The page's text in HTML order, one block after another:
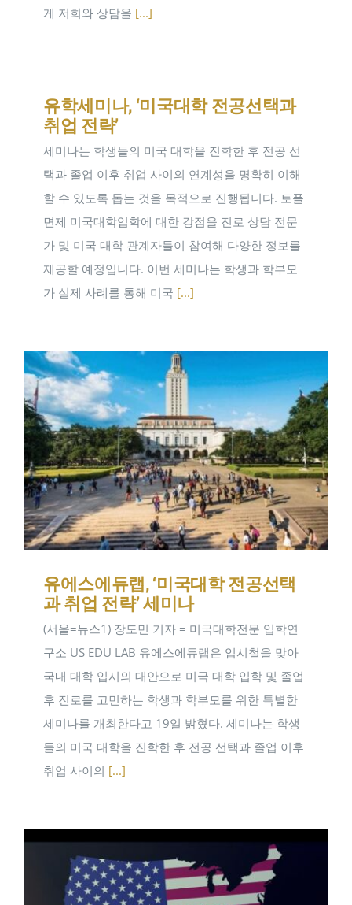
게 저희와 상담을 [...]
유학세미나, ‘미국대학 전공선택과
취업 전략’
세미나는 학생들의 미국 대학을 진학한 후 전공 선
택과 졸업 이후 취업 사이의 연계성을 명확히 이해
할 수 있도록 돕는 것을 목적으로 진행됩니다. 토플
면제 미국대학입학에 대한 강점을 진로 상담 전문
가 및 미국 대학 관계자들이 참여해 다양한 정보를
제공할 예정입니다. 이번 세미나는 학생과 학부모
가 실제 사례를 통해 미국 [...]
유에스에듀랩, ‘미국대학 전공선택
과 취업 전략’ 세미나
(서울=뉴스1) 장도민 기자 = 미국대학전문 입학연
구소 US EDU LAB 유에스에듀랩은 입시철을 맞아
국내 대학 입시의 대안으로 미국 대학 입학 및 졸업
후 진로를 고민하는 학생과 학부모를 위한 특별한
세미나를 개최한다고 19일 밝혔다. 세미나는 학생
들의 미국 대학을 진학한 후 전공 선택과 졸업 이후
취업 사이의 [...]